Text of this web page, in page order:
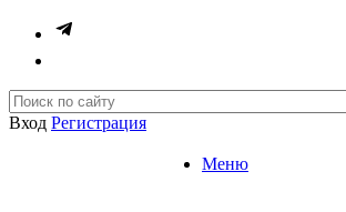
Вход Регистрация
Меню